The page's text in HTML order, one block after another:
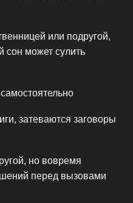
или подругой,
сон может сулить
затеваются заговоры
но вовремя
перед вызовами